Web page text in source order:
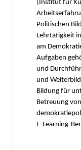
(Institut für
Politischen
Lehrtätigkeit
am
Aufgaben
und
und
Bildung für
Betreuung
E-Learning-